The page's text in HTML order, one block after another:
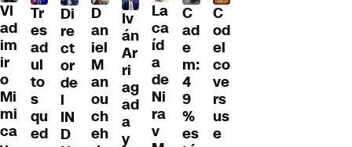
Vl
ad
im
ir
o
Mi
mi
ca
Tr
es
ad
ul
to
s
qu
ed
Di
re
ct
or
de
l
IN
D
D
an
iel
M
an
ou
ch
eh
Iv
án
Ar
ri
ag
ad
a
y
La
ca
íd
a
de
Ni
ra
v
C
ad
e
m:
4
9
%
es
C
od
el
co
ve
rs
us
e